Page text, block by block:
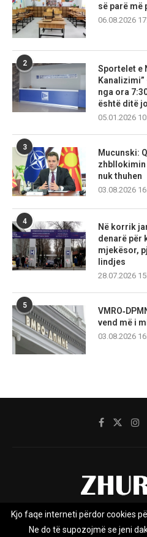
së parë më
06.08.2026
2
Sportelet e
nga ora
është ditë
05.01.2026
3
Mucunski:
nuk thuhen
03.08.2026
4
Në korrik
denarë për
mjekësor,
lindjes
28.07.2026
5
vend më i
03.08.2026
Rreth nesh Impresumi
Kjo faqe interneti përdor cookies
Ne do të supozojmë se jeni